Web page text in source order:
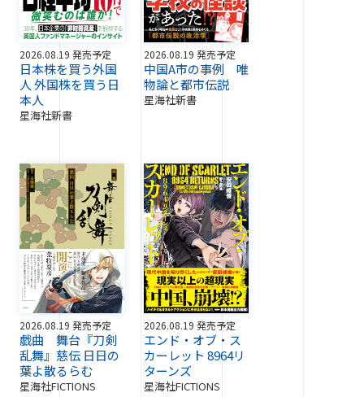
2026.08.19 発売予定
日本株を買う外国
人 外国株を買う日
本人
星海社新書
2026.08.19 発売予定
中国A市の事例 唯
物論と都市伝説
星海社新書
2026.08.19 発売予定
戯曲 舞台『刀剣
乱舞』慈伝 日日の
葉よ散るらむ
星海社FICTIONS
2026.08.19 発売予定
エンド・オブ・ス
カーレット 8964リ
ターンズ
星海社FICTIONS